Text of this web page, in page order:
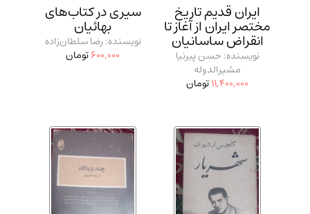
ایران قدیم تاریخ
مختصر ایران از آغاز تا
انقراض ساسانیان
نویسنده: حسن پیرنیا
مشیرالدوله
11,400,000تومان
سیری در کتاب‌های
بهائیان
نویسنده: رضا سلطان‌زاده
600,000تومان